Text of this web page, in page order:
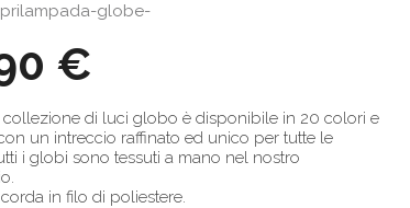
globe-
€
collezione di luci globo è disponibile in 20 colori e
un intreccio raffinato ed unico per tutte le
i globi sono tessuti a mano nel nostro
in filo di poliestere.